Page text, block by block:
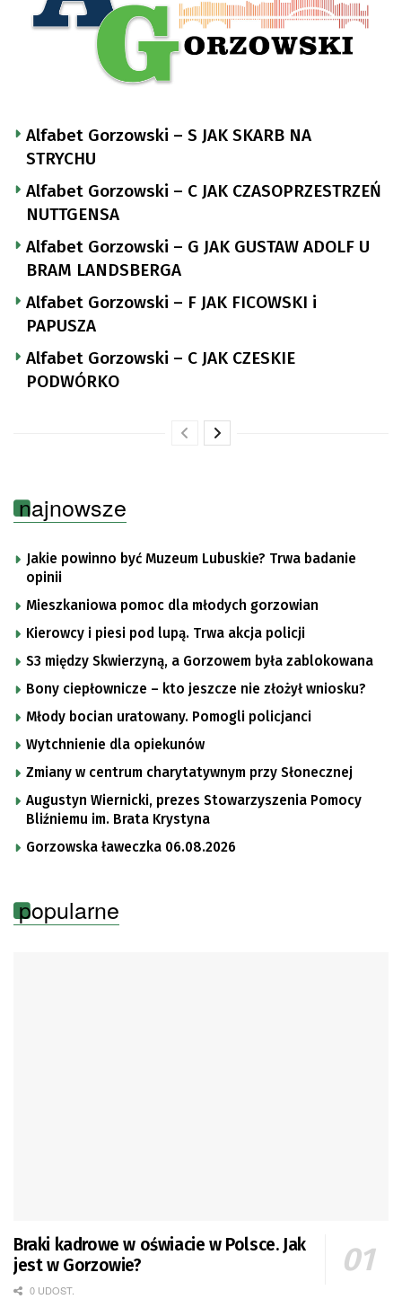
Alfabet Gorzowski – S JAK SKARB NA
STRYCHU
Alfabet Gorzowski – C JAK CZASOPRZESTRZEŃ
NUTTGENSA
Alfabet Gorzowski – G JAK GUSTAW ADOLF U
BRAM LANDSBERGA
Alfabet Gorzowski – F JAK FICOWSKI i
PAPUSZA
Alfabet Gorzowski – C JAK CZESKIE
PODWÓRKO
najnowsze
Jakie powinno być Muzeum Lubuskie? Trwa badanie
opinii
Mieszkaniowa pomoc dla młodych gorzowian
Kierowcy i piesi pod lupą. Trwa akcja policji
S3 między Skwierzyną, a Gorzowem była zablokowana
Bony ciepłownicze – kto jeszcze nie złożył wniosku?
Młody bocian uratowany. Pomogli policjanci
Wytchnienie dla opiekunów
Zmiany w centrum charytatywnym przy Słonecznej
Augustyn Wiernicki, prezes Stowarzyszenia Pomocy
Bliźniemu im. Brata Krystyna
Gorzowska ławeczka 06.08.2026
popularne
Braki kadrowe w oświacie w Polsce. Jak
jest w Gorzowie?
0 UDOST.